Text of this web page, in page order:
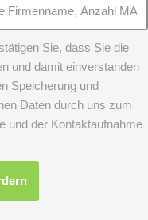
Sie, dass Sie die
und damit einverstanden
Speicherung und
Daten durch uns zum
und der Kontaktaufnahme